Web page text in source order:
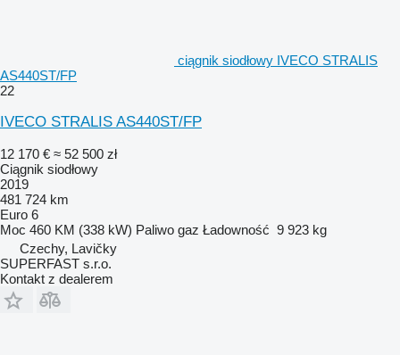
ciągnik siodłowy IVECO STRALIS
AS440ST/FP
22
IVECO STRALIS AS440ST/FP
12 170 € ≈ 52 500 zł
Ciągnik siodłowy
2019
481 724 km
Euro 6
Moc 460 KM (338 kW) Paliwo gaz Ładowność 9 923 kg
Czechy, Lavičky
SUPERFAST s.r.o.
Kontakt z dealerem